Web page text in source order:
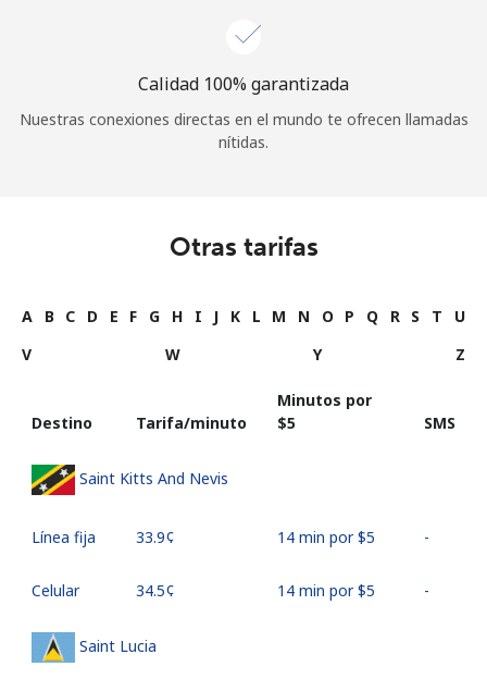
Calidad 100% garantizada
Nuestras conexiones directas en el mundo te ofrecen llamadas
nítidas.
Otras tarifas
A B C D E F G H I J K L M N O P Q R S T
U
V
W Y Z
Destino Tarifa/minuto
Minutos por
⁦$5⁩
SMS
Saint Kitts And Nevis
Línea fija ⁦33.9¢⁩ 14 min por ⁦$5⁩ -
Celular ⁦34.5¢⁩ 14 min por ⁦$5⁩ -
Saint Lucia